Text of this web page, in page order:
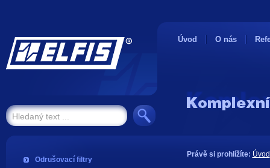
Úvod O nás
Odrušovací filtry
Právě si prohlížíte: Úvod